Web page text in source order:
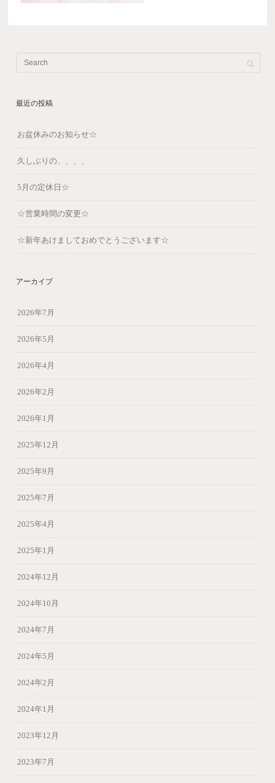
最近の投稿
お盆休みのお知らせ☆
久しぶりの、、、、
5月の定休日☆
☆営業時間の変更☆
☆新年あけましておめでとうございます☆
アーカイブ
2026年7月
2026年5月
2026年4月
2026年2月
2026年1月
2025年12月
2025年9月
2025年7月
2025年4月
2025年1月
2024年12月
2024年10月
2024年7月
2024年5月
2024年2月
2024年1月
2023年12月
2023年7月